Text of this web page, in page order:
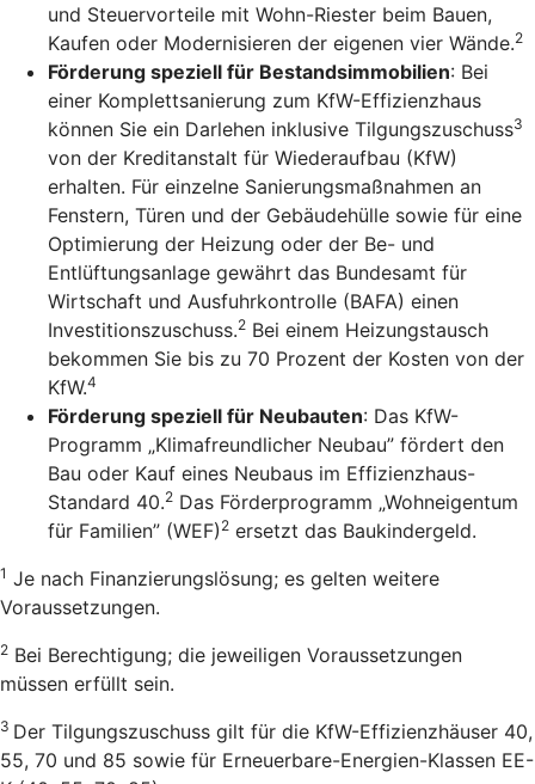
und Steuervorteile mit Wohn-Riester beim Bauen,
Kaufen oder Modernisieren der eigenen vier Wände.2
Förderung speziell für Bestandsimmobilien: Bei
einer Komplettsanierung zum KfW-Effizienzhaus
können Sie ein Darlehen inklusive Tilgungszuschuss3
von der Kreditanstalt für Wiederaufbau (KfW)
erhalten. Für einzelne Sanierungsmaßnahmen an
Fenstern, Türen und der Gebäudehülle sowie für eine
Optimierung der Heizung oder der Be- und
Entlüftungsanlage gewährt das Bundesamt für
Wirtschaft und Ausfuhrkontrolle (BAFA) einen
Investitionszuschuss.2 Bei einem Heizungstausch
bekommen Sie bis zu 70 Prozent der Kosten von der
KfW.4
Förderung speziell für Neubauten: Das KfW-
Programm „Klimafreundlicher Neubau” fördert den
Bau oder Kauf eines Neubaus im Effizienzhaus-
Standard 40.2 Das Förderprogramm „Wohneigentum
für Familien” (WEF) 2 ersetzt das Baukindergeld.
1 Je nach Finanzierungslösung; es gelten weitere
Voraussetzungen.
2 Bei Berechtigung; die jeweiligen Voraussetzungen
müssen erfüllt sein.
3 Der Tilgungszuschuss gilt für die KfW-Effizienzhäuser 40,
55, 70 und 85 sowie für Erneuerbare-Energien-Klassen EE-